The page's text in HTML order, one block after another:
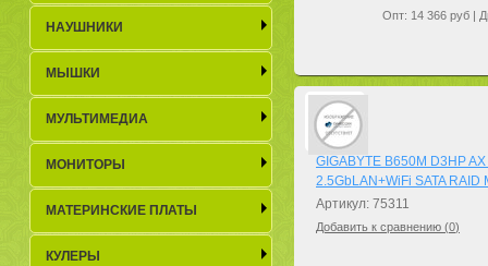
Опт: 14 366 руб |
GIGABYTE B650M D3HP
2.5GbLAN+WiFi SATA RAID
Артикул: 75311
Добавить к сравнению (0)
НАУШНИКИ
МЫШКИ
МУЛЬТИМЕДИА
МОНИТОРЫ
МАТЕРИНСКИЕ ПЛАТЫ
КУЛЕРЫ